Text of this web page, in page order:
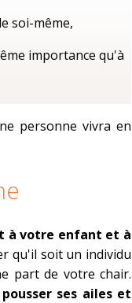
soi-même,
importance qu'à
personne vivra en
à votre enfant et à
qu'il soit un individu
part de votre chair.
ses ailes et